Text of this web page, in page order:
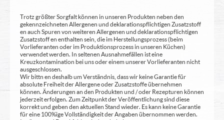
Trotz größter Sorgfalt können in unseren Produkten neben den
gekennzeichneten Allergenen und deklarationspflichtigen Zusatzstoff
en auch Spuren von weiteren Allergenen und deklarationspflichtigen
Zusatzstoff en enthalten sein, die im Herstellungsprozess (beim
Vorlieferanten oder im Produktionsprozess in unseren Küchen)
verwendet werden. In seltenen Ausnahmefällen ist eine
Kreuzkontamination bei uns oder einem unserer Vorlieferanten nicht
ausgeschlossen.
Wir bittn en deshalb um Verständnis, dass wir keine Garantie für
absolute Freiheit der Allergene oder Zusatzstoffe übernehmen
können. Änderungen an den Produkten und / oder Rezepturen können
jederzeit erfolgen. Zum Zeitpunkt der Veröffentlichung sind diese
korrekt und geben den aktuellen Stand wieder. Es kann keine Garantie
für eine 100%ige Vollständigkeit der Angaben übernommen werden.